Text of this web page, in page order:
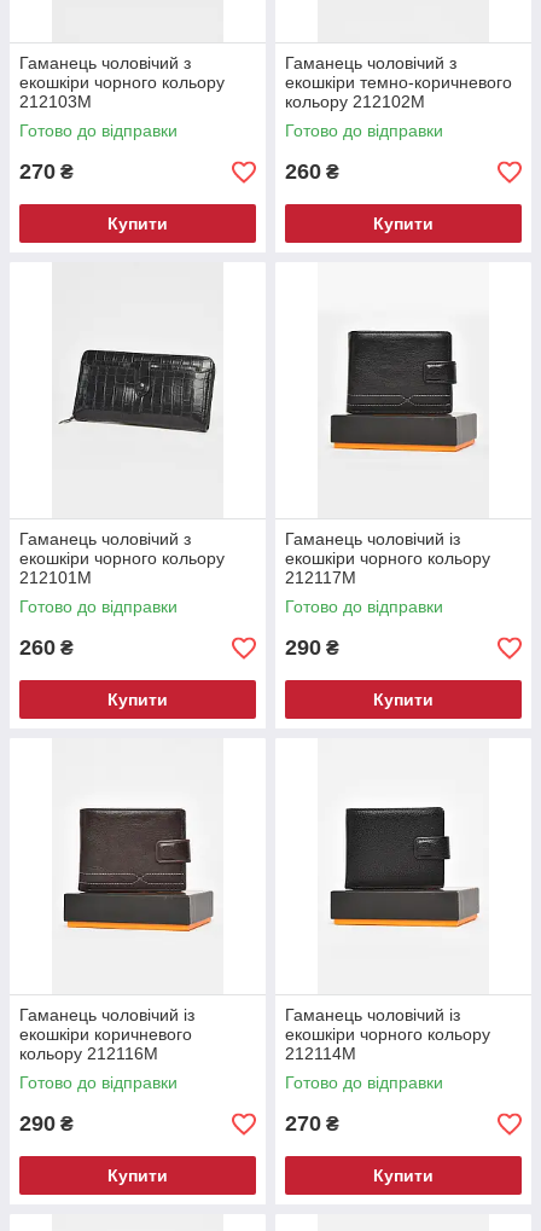
Гаманець чоловічий з
екошкіри чорного кольору
212103M
Готово до відправки
270 ₴
Купити
Гаманець чоловічий з
екошкіри темно-коричневого
кольору 212102M
Готово до відправки
260 ₴
Купити
Гаманець чоловічий з
екошкіри чорного кольору
212101M
Готово до відправки
260 ₴
Купити
Гаманець чоловічий із
екошкіри чорного кольору
212117M
Готово до відправки
290 ₴
Купити
Гаманець чоловічий із
екошкіри коричневого
кольору 212116M
Готово до відправки
290 ₴
Купити
Гаманець чоловічий із
екошкіри чорного кольору
212114M
Готово до відправки
270 ₴
Купити